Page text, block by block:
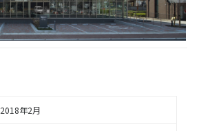
2018年2月